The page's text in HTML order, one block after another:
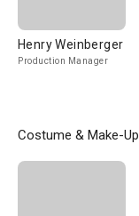
Henry Weinberger
Production Manager
Costume & Make-Up